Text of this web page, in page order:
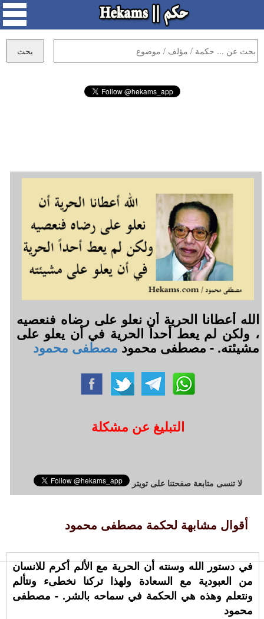
الله أعطانا الحرية أن نعلو على رضاه فنعصيه
، ولكن لم يعط أحداً الحرية في أن يعلو على
مشيئته. - مصطفى محمودمصطفى محمود
التبليغ عن مشكلة
لا تنسى متابعة صفحتنا على تويتر
أقوال مشابهة لحكمة مصطفى محمود
في دستور الله وسنته أن الحرية مع الألم أكرم للانسان
من العبودية مع السعادة ولهذا تركنا نخطىء ونتألم
ونتعلم وهذه هي الحكمة في سماحه بالشر. - مصطفى
محمود